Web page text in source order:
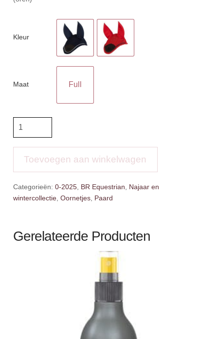
Kleur
Maat Full
aantalToevoegen aan winkelwagen
Categorieën: 0-2025, BR Equestrian
Najaar en
wintercollectie, Oornetjes, Paard
Gerelateerde Producten